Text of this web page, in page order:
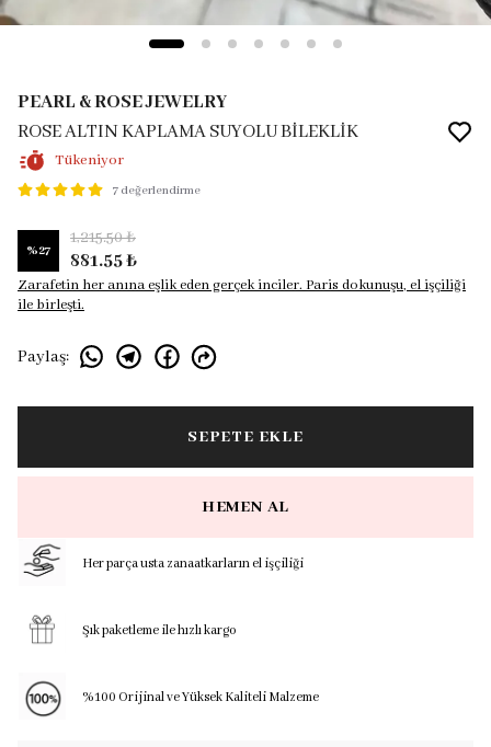
PEARL & ROSE JEWELRY
ROSE ALTIN KAPLAMA SUYOLU BİLEKLİK
Tükeniyor
7 değerlendirme
%27
1,215.50 ₺
881.55 ₺
Zarafetin her anına eşlik eden gerçek inciler. Paris dokunuşu, el işçiliği
ile birleşti.
Paylaş:
SEPETE EKLE
HEMEN AL
Her parça usta zanaatkarların el işçiliği
Şık paketleme ile hızlı kargo
%100 Orijinal ve Yüksek Kaliteli Malzeme